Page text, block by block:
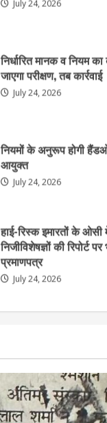
July 24, 2026
नियमों के अनुरूप होगी
आयुक्त
July 24, 2026
हाई-रिस्क इमारतों के ओसी
निजीविशेषज्ञों की रिपोर्ट पर
प्रमाणपत्र
एचईआरसी के अध्यक्ष नंद
July 24, 2026